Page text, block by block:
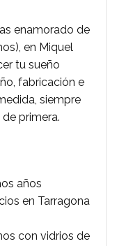
enamorado de
en Miquel
tu sueño
fabricación e
siempre
primera.
años
en Tarragona
con vidrios de